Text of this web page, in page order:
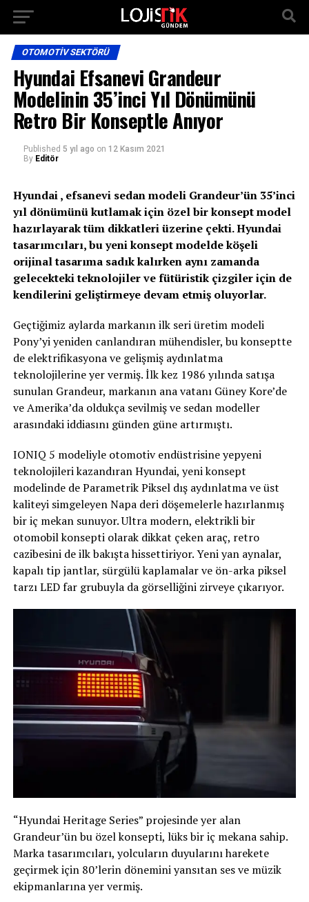
OTOMOTIV SEKTÖRÜ
Hyundai Efsanevi Grandeur
Modelinin 35’inci Yıl Dönümünü
Retro Bir Konseptle Anıyor
Published 5 yıl ago on 12 Kasım 2021
By Editör
Hyundai , efsanevi sedan modeli Grandeur’ün 35’inci
yıl dönümünü kutlamak için özel bir konsept model
hazırlayarak tüm dikkatleri üzerine çekti. Hyundai
tasarımcıları, bu yeni konsept modelde köşeli
orijinal tasarıma sadık kalırken aynı zamanda
gelecekteki teknolojiler ve fütüristik çizgiler için de
kendilerini geliştirmeye devam etmiş oluyorlar.
Geçtiğimiz aylarda markanın ilk seri üretim modeli
Pony’yi yeniden canlandıran mühendisler, bu konseptte
de elektrifikasyona ve gelişmiş aydınlatma
teknolojilerine yer vermiş. İlk kez 1986 yılında satışa
sunulan Grandeur, markanın ana vatanı Güney Kore’de
ve Amerika’da oldukça sevilmiş ve sedan modeller
arasındaki iddiasını günden güne artırmıştı.
IONIQ 5 modeliyle otomotiv endüstrisine yepyeni
teknolojileri kazandıran Hyundai, yeni konsept
modelinde de Parametrik Piksel dış aydınlatma ve üst
kaliteyi simgeleyen Napa deri döşemelerle hazırlanmış
bir iç mekan sunuyor. Ultra modern, elektrikli bir
otomobil konsepti olarak dikkat çeken araç, retro
cazibesini de ilk bakışta hissettiriyor. Yeni yan aynalar,
kapalı tip jantlar, sürgülü kaplamalar ve ön-arka piksel
tarzı LED far grubuyla da görselliğini zirveye çıkarıyor.
“Hyundai Heritage Series” projesinde yer alan
Grandeur’ün bu özel konsepti, lüks bir iç mekana sahip.
Marka tasarımcıları, yolcuların duyularını harekete
geçirmek için 80’lerin dönemini yansıtan ses ve müzik
ekipmanlarına yer vermiş.